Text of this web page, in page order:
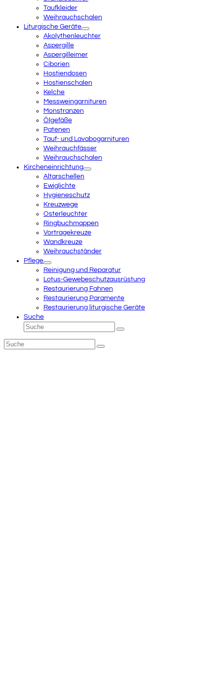
Taufkleider
Weihrauchschalen
Liturgische Geräte
Akolythenleuchter
Aspergille
Aspergilleimer
Ciborien
Hostiendosen
Hostienschalen
Kelche
Messweingarnituren
Monstranzen
Ölgefäße
Patenen
Tauf- und Lavabogarnituren
Weihrauchfässer
Weihrauchschalen
Kircheneinrichtung
Altarschellen
Ewiglichte
Hygieneschutz
Kreuzwege
Osterleuchter
Ringbuchmappen
Vortragekreuze
Wandkreuze
Weihrauchständer
Pflege
Reinigung und Reparatur
Lotus-Gewebeschutzausrüstung
Restaurierung Fahnen
Restaurierung Paramente
Restaurierung liturgische Geräte
Suche
Suche
Senden
Suche
Senden